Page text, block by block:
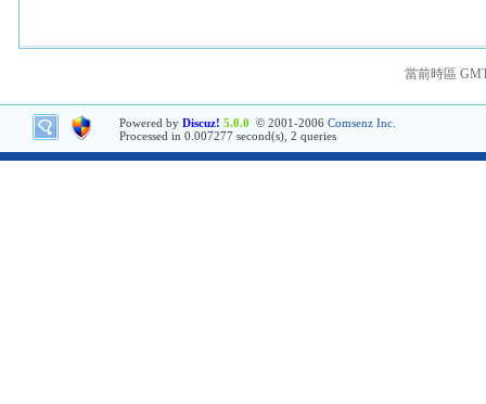
當前時區
Powered by Discuz! 5.0.0 © 2001-2006 Comsenz Inc.
Processed in 0.007277 second(s), 2 queries